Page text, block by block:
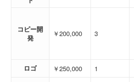
コピー開
発
￥200,000 3
ロゴ
￥250,000 1